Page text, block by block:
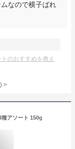
なので横子ばれ
のおすすめを教え
>
アソート 150g